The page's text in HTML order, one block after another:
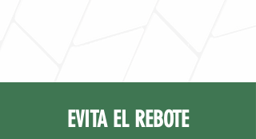
EVITA EL REBOTE